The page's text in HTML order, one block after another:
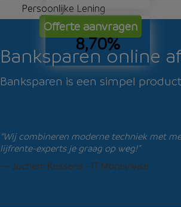
Offerte aanvragen
Persoonlijke Lening
8,70%
Banksparen online
Banksparen is een simpel
“Wij combineren moderne techniek met
lijfrente-experts je graag op weg!”
— Jochem Kessens - IT Moneywise